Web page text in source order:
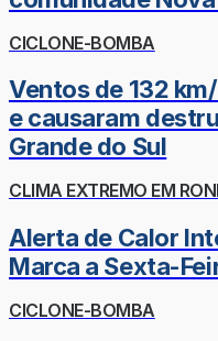
CICLONE-BOMBA
Ventos de 132
e causaram
Grande do Sul
CLIMA EXTREMO EM
Alerta de Calor
Marca a Sexta-
CICLONE-BOMBA